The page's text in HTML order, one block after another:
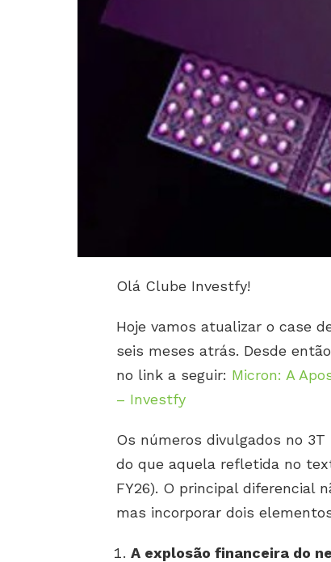
Olá Clube Investfy!
Hoje vamos atualizar o case
seis meses atrás. Desde
no link a seguir: Micron: A
– Investfy
Os números divulgados no
do que aquela refletida no
FY26). O principal diferencial
mas incorporar dois
A explosão financeira do